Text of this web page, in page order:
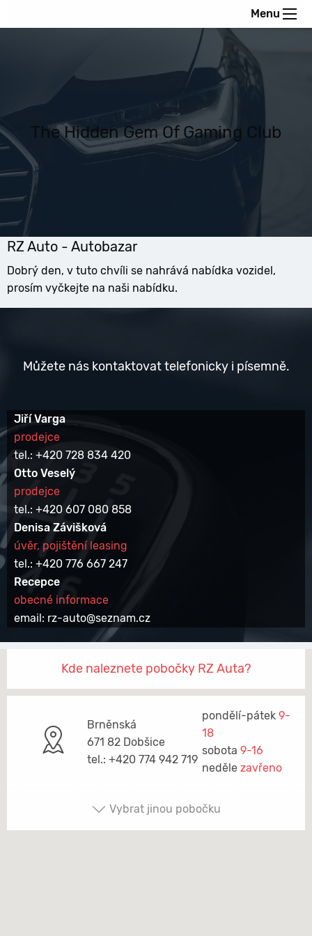
Menu
The Hidden Gem Of Gaming Club
RZ Auto - Autobazar
Dobrý den, v tuto chvíli se nahrává nabídka vozidel,
prosím vyčkejte na naši nabídku.
Můžete nás kontaktovat telefonicky i písemně.
Jiří Varga
prodejce
tel.: +420 728 834 420
Otto Veselý
prodejce
tel.: +420 607 080 858
Denisa Závišková
úvěr, pojištění leasing
tel.: +420 776 667 247
Recepce
obecné informace
email: rz-auto@seznam.cz
Kde naleznete pobočky RZ Auta?
Brněnská
671 82 Dobšice
tel.: +420 774 942 719
pondělí-pátek 9-
18
sobota 9-16
neděle zavřeno
Vybrat jinou pobočku